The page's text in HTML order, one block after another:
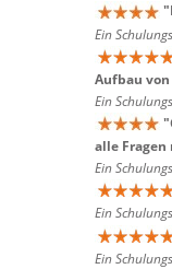
"
Ein
Aufbau
Ein
"
alle
Ein
Ein
Ein